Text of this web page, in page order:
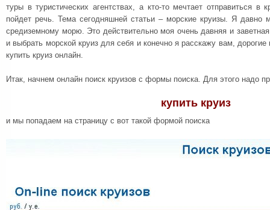
туры в туристических агентствах, а кто-то мечтает отправиться в
пойдет речь. Тема сегодняшней статьи – морские круизы. Я давно
средиземному морю. Это действительно моя очень давняя и
и выбрать морской круиз для себя и конечно я расскажу вам, дорогие
купить круиз онлайн.
Итак, начнем онлайн поиск круизов с формы поиска. Для этого надо
купить круиз
и мы попадаем на страницу с вот такой формой поиска